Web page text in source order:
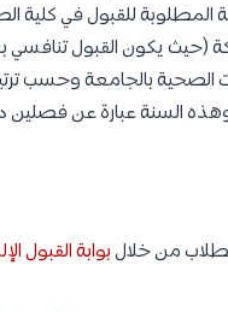
المطلوبة للقبول في كلية
(حيث يكون القبول
الصحية بالجامعة وحسب
السنة عبارة عن فصلين
من خلالبوابة القبول